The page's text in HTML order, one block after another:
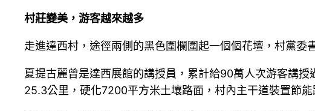
村莊變美，游客越來越多
走進達西村，途徑兩側的黑色圍欄圍起一個個花壇，村黨委
夏提古麗曾是達西展館的講授員，累計給90萬人次游客講
25.3公里，硬化7200平方米土壤路面，村內主干道裝置節